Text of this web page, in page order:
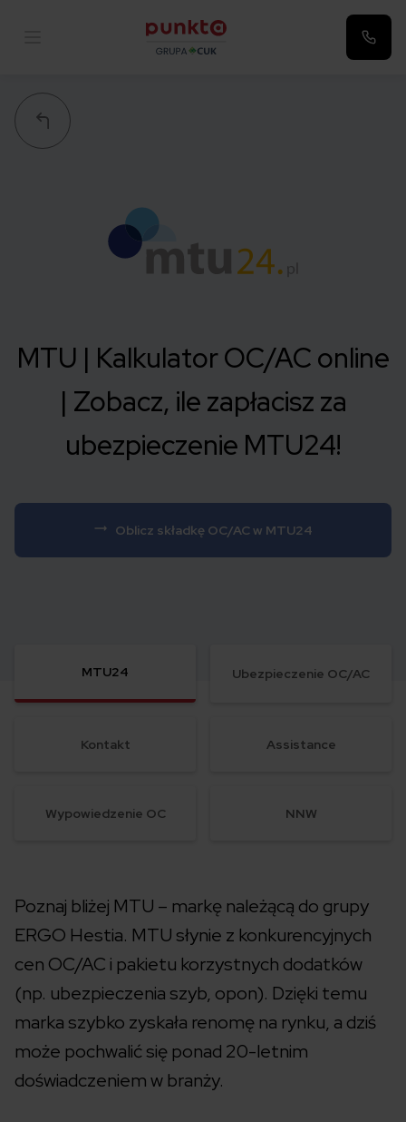
MTU | Kalkulator OC/AC online
| Zobacz, ile zapłacisz za
ubezpieczenie MTU24!
Oblicz składkę OC/AC w MTU24
MTU24 Ubezpieczenie OC/AC
Kontakt Assistance
Wypowiedzenie OC NNW
Poznaj bliżej MTU – markę należącą do grupy
ERGO Hestia. MTU słynie z konkurencyjnych
cen OC/AC i pakietu korzystnych dodatków
(np. ubezpieczenia szyb, opon). Dzięki temu
marka szybko zyskała renomę na rynku, a dziś
może pochwalić się ponad 20-letnim
doświadczeniem w branży.